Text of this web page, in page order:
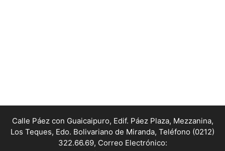
Calle Páez con Guaicaipuro, Edif. Páez Plaza, Mezzanina,
Los Teques, Edo. Bolivariano de Miranda, Teléfono (0212)
322.66.69, Correo Electrónico: